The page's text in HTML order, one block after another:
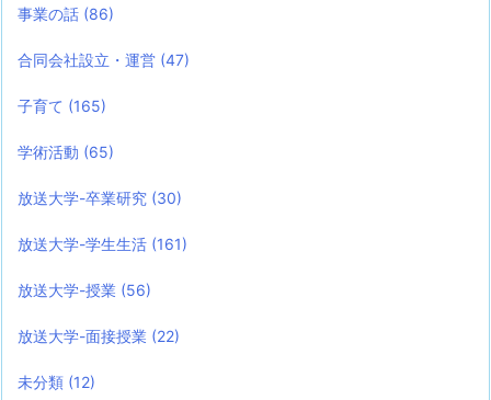
事業の話 (86)
合同会社設立・運営 (47)
子育て (165)
学術活動 (65)
放送大学-卒業研究 (30)
放送大学-学生生活 (161)
放送大学-授業 (56)
放送大学-面接授業 (22)
未分類 (12)